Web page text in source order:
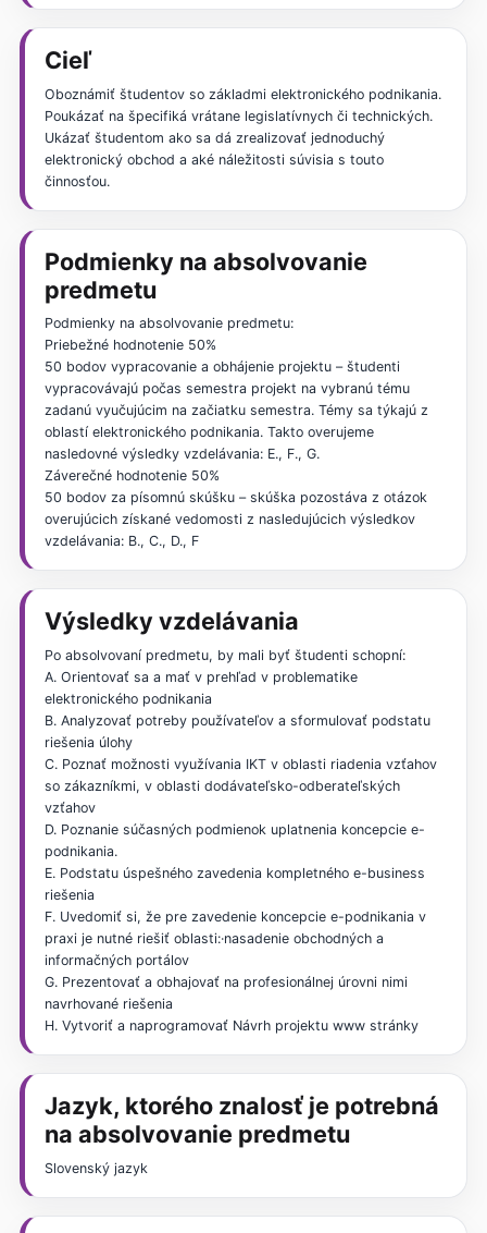
Cieľ
Oboznámiť študentov so základmi elektronického podnikania.
Poukázať na špecifiká vrátane legislatívnych či technických.
Ukázať študentom ako sa dá zrealizovať jednoduchý
elektronický obchod a aké náležitosti súvisia s touto
činnosťou.
Podmienky na absolvovanie
predmetu
Podmienky na absolvovanie predmetu:
Priebežné hodnotenie 50%
50 bodov vypracovanie a obhájenie projektu – študenti
vypracovávajú počas semestra projekt na vybranú tému
zadanú vyučujúcim na začiatku semestra. Témy sa týkajú z
oblastí elektronického podnikania. Takto overujeme
nasledovné výsledky vzdelávania: E., F., G.
Záverečné hodnotenie 50%
50 bodov za písomnú skúšku – skúška pozostáva z otázok
overujúcich získané vedomosti z nasledujúcich výsledkov
vzdelávania: B., C., D., F
Výsledky vzdelávania
Po absolvovaní predmetu, by mali byť študenti schopní:
A. Orientovať sa a mať v prehľad v problematike
elektronického podnikania
B. Analyzovať potreby používateľov a sformulovať podstatu
riešenia úlohy
C. Poznať možnosti využívania IKT v oblasti riadenia vzťahov
so zákazníkmi, v oblasti dodávateľsko-odberateľských
vzťahov
D. Poznanie súčasných podmienok uplatnenia koncepcie e-
podnikania.
E. Podstatu úspešného zavedenia kompletného e-business
riešenia
F. Uvedomiť si, že pre zavedenie koncepcie e-podnikania v
praxi je nutné riešiť oblasti:·nasadenie obchodných a
informačných portálov
G. Prezentovať a obhajovať na profesionálnej úrovni nimi
navrhované riešenia
H. Vytvoriť a naprogramovať Návrh projektu www stránky
Jazyk, ktorého znalosť je potrebná
na absolvovanie predmetu
Slovenský jazyk